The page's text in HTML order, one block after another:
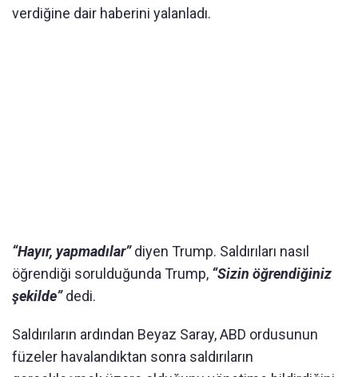
verdiğine dair haberini yalanladı.
“Hayır, yapmadılar”diyen Trump. Saldırıları nasıl
öğrendiği sorulduğunda Trump, “Sizin öğrendiğiniz
şekilde”dedi.
Saldırıların ardından Beyaz Saray, ABD ordusunun
füzeler havalandıktan sonra saldırıların